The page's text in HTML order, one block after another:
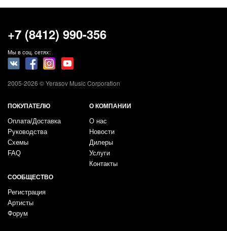
+7 (8412) 990-356
Мы в соц. сетях:
2005-2026 © Yerasov Music Corporation
ПОКУПАТЕЛЮ
Оплата/Доставка
Руководства
Схемы
FAQ
О КОМПАНИИ
О нас
Новости
Дилеры
Услуги
Контакты
СООБЩЕСТВО
Регистрация
Артисты
Форум